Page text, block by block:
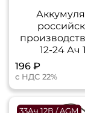
12-24 Ач
196 ₽
с НДС 22%
33Ач 12В / AGM